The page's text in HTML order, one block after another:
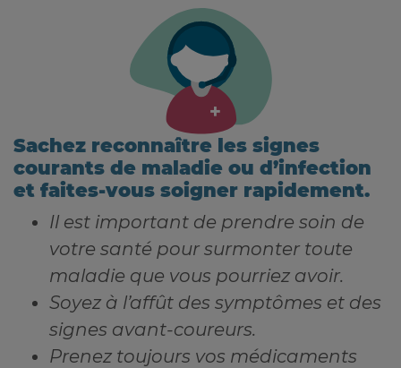
Sachez reconnaître les signes
courants de maladie ou d’infection
et faites-vous soigner rapidement.
Il est important de prendre soin de
votre santé pour surmonter toute
maladie que vous pourriez avoir.
Soyez à l’affût des symptômes et des
signes avant-coureurs.
Prenez toujours vos médicaments